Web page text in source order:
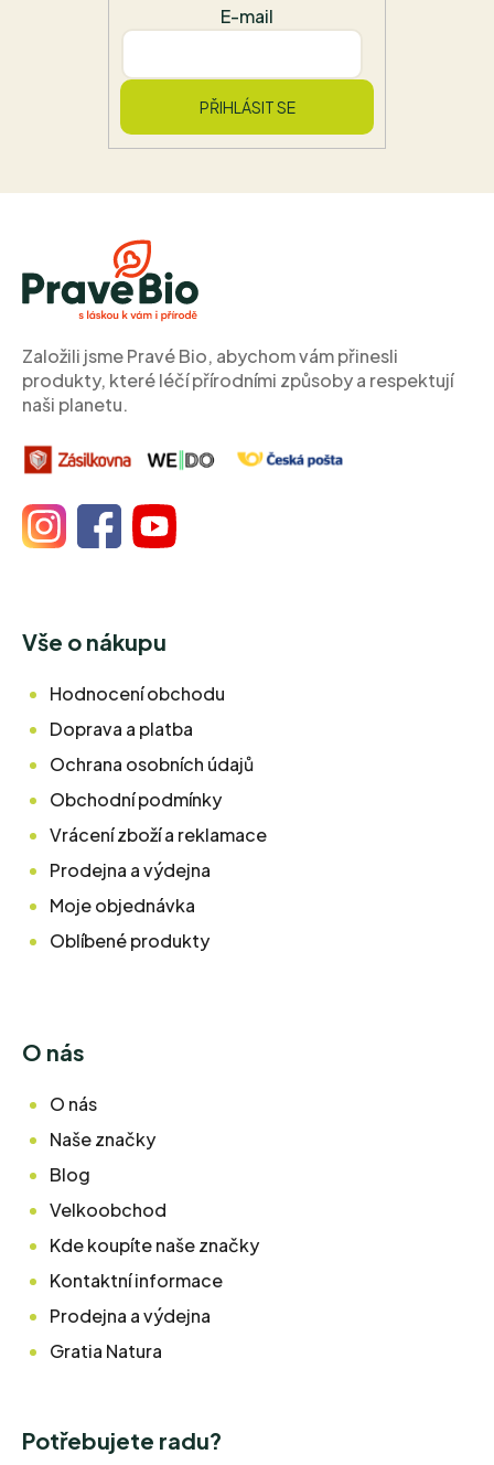
E-mail
PŘIHLÁSIT SE
Založili jsme Pravé Bio, abychom vám přinesli
produkty, které léčí přírodními způsoby a respektují
naši planetu.
Vše o nákupu
Hodnocení obchodu
Doprava a platba
Ochrana osobních údajů
Obchodní podmínky
Vrácení zboží a reklamace
Prodejna a výdejna
Moje objednávka
Oblíbené produkty
O nás
O nás
Naše značky
Blog
Velkoobchod
Kde koupíte naše značky
Kontaktní informace
Prodejna a výdejna
Gratia Natura
Potřebujete radu?